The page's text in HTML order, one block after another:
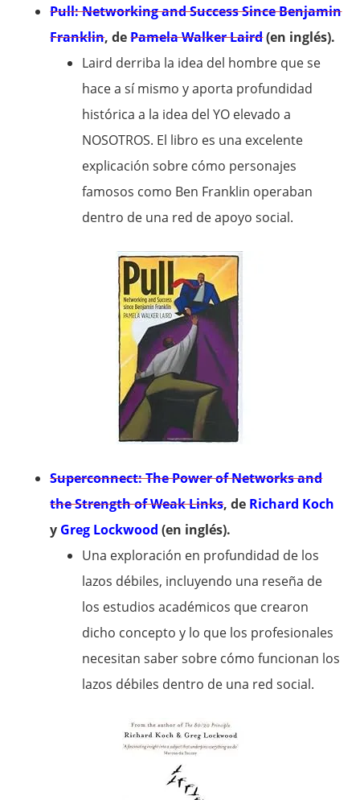
Pull: Networking and Success Since Benjamin
Franklin, dePamela Walker Laird(en inglés).
Laird derriba la idea del hombre que se
hace a sí mismo y aporta profundidad
histórica a la idea del YO elevado a
NOSOTROS. El libro es una excelente
explicación sobre cómo personajes
famosos como Ben Franklin operaban
dentro de una red de apoyo social.
Superconnect: The Power of Networks and
the Strength of Weak Links, de Richard Koch
y Greg Lockwood (en inglés).
Una exploración en profundidad de los
lazos débiles, incluyendo una reseña de
los estudios académicos que crearon
dicho concepto y lo que los profesionales
necesitan saber sobre cómo funcionan los
lazos débiles dentro de una red social.